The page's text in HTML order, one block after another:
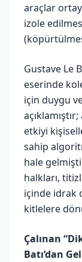
araçlar
izole
Gustave Le
eserinde
için duygu ve
etkiyi
sahip
hale
halkları,
içinde idrak
kitlelere
Çalınan
Batı’dan